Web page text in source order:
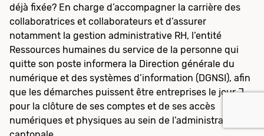
déjà fixée? En charge d’accompagner la carrière des
collaboratrices et collaborateurs et d’assurer
notamment la gestion administrative RH, l’entité
Ressources humaines du service de la personne qui
quitte son poste informera la Direction générale du
numérique et des systèmes d’information (DGNSI), afin
que les démarches puissent être entreprises le jour J
pour la clôture de ses comptes et de ses accès
numériques et physiques au sein de l’administration